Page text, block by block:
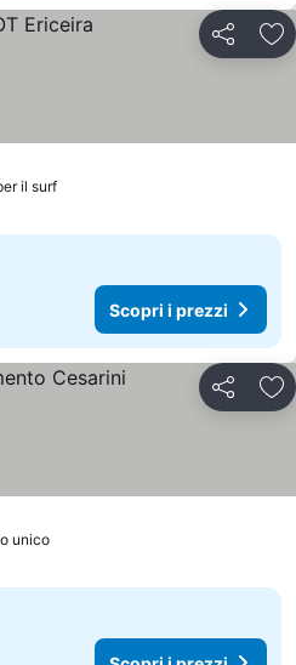
Condividi
il surf
Scopri i prezzi
Condividi
unico